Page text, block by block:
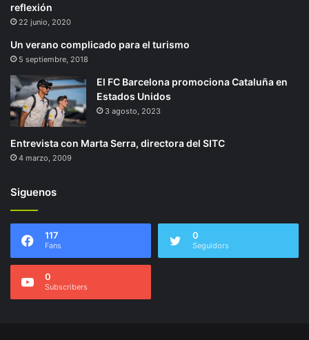
reflexión
22 junio, 2020
Un verano complicado para el turismo
5 septiembre, 2018
El FC Barcelona promociona Cataluña en
Estados Unidos
3 agosto, 2023
Entrevista con Marta Serra, directora del SITC
4 marzo, 2009
Siguenos
117
Fans
0
Seguidors
0
Subscribers